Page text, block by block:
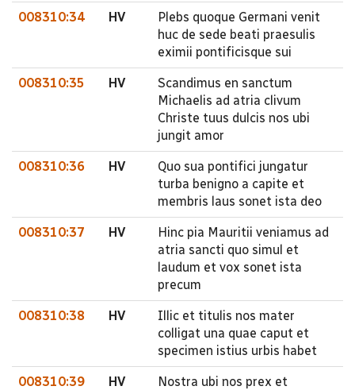
008310:34 HV
Plebs quoque Germani venit
huc de sede beati praesulis
eximii pontificisque sui
008310:35 HV
Scandimus en sanctum
Michaelis ad atria clivum
Christe tuus dulcis nos ubi
jungit amor
008310:36 HV
Quo sua pontifici jungatur
turba benigno a capite et
membris laus sonet ista deo
008310:37 HV
Hinc pia Mauritii veniamus ad
atria sancti quo simul et
laudum et vox sonet ista
precum
008310:38 HV
Illic et titulis nos mater
colligat una quae caput et
specimen istius urbis habet
008310:39 HV
Nostra ubi nos prex et